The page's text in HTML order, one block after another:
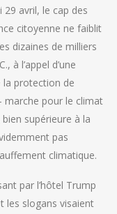
avril, le cap des
citoyenne ne faiblit
dizaines de milliers
à l’appel d’une
la protection de
marche pour le climat
supérieure à la
pas
climatique.
par l’hôtel Trump
les slogans visaient